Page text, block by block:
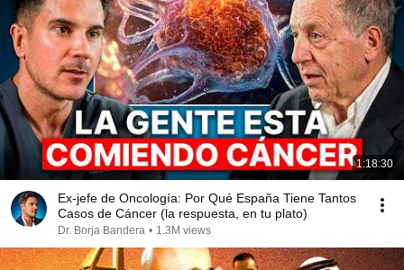
1:18:30
Ex-jefe de Oncología: Por Qué España Tiene Tantos
Casos de Cáncer (la respuesta, en tu plato)
Dr. Borja Bandera • 1.3M views